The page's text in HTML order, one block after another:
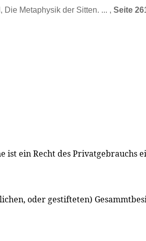
Die Metaphysik der Sitten. ... , Seite
ist ein Recht des Privatgebrauchs
oder gestifteten)